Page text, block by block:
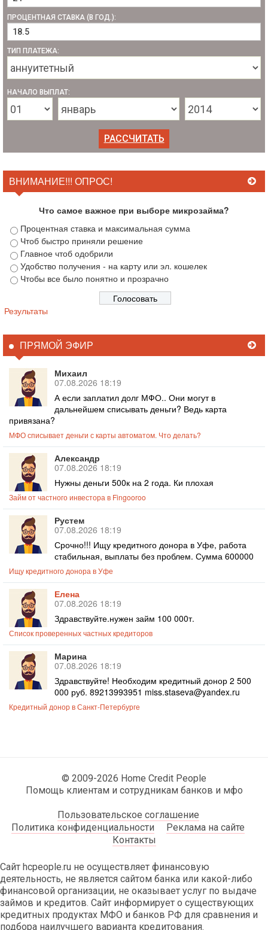
ПРОЦЕНТНАЯ СТАВКА (В ГОД.):
ТИП ПЛАТЕЖА:
НАЧАЛО ВЫПЛАТ:
ВНИМАНИЕ!!! ОПРОС!
Что самое важное при выборе микрозайма?
Процентная ставка и максимальная сумма
Чтоб быстро приняли решение
Главное чтоб одобрили
Удобство получения - на карту или эл. кошелек
Чтобы все было понятно и прозрачно
Результаты
ПРЯМОЙ ЭФИР
Михаил
07.08.2026 18:19
А если заплатил долг МФО.. Они могут в
дальнейшем списывать деньги? Ведь карта
привязана?
МФО списывает деньги с карты автоматом. Что делать?
Александр
07.08.2026 18:19
Нужны деньги 500к на 2 года. Ки плохая
Займ от частного инвестора в Fingooroo
Рустем
07.08.2026 18:19
Срочно!!! Ищу кредитного донора в Уфе, работа
стабильная, выплаты без проблем. Сумма 600000
Ищу кредитного донора в Уфе
Елена
07.08.2026 18:19
Здравствуйте.нужен займ 100 000т.
Список проверенных частных кредиторов
Марина
07.08.2026 18:19
Здравствуйте! Необходим кредитный донор 2 500
000 руб. 89213993951 miss.staseva@yandex.ru
Кредитный донор в Санкт-Петербурге
© 2009-2026 Home Credit People
Помощь клиентам и сотрудникам банков и мфо
Пользовательское соглашение
Политика конфиденциальности
Реклама на сайте
Контакты
Сайт hcpeople.ru не осуществляет финансовую
деятельность, не является сайтом банка или какой-либо
финансовой организации, не оказывает услуг по выдаче
займов и кредитов. Сайт информирует о существующих
кредитных продуктах МФО и банков РФ для сравнения и
подбора наилучшего варианта кредитования.